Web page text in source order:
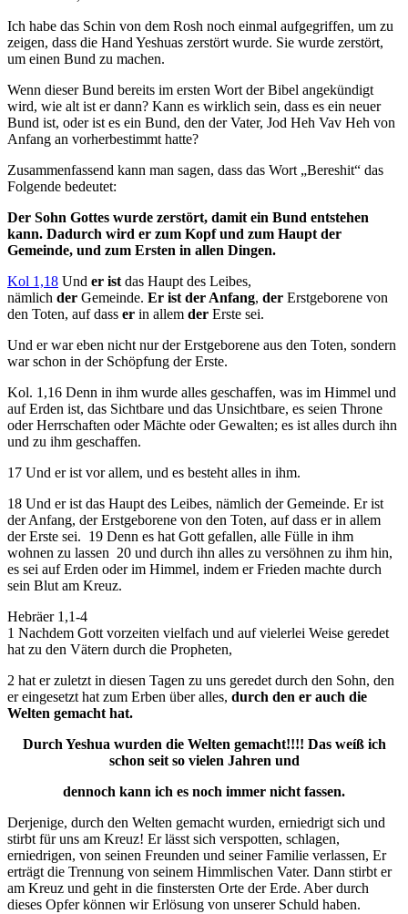
Ich habe das Schin von dem Rosh noch einmal aufgegriffen, um zu
zeigen, dass die Hand Yeshuas zerstört wurde. Sie wurde zerstört,
um einen Bund zu machen.
Wenn dieser Bund bereits im ersten Wort der Bibel angekündigt
wird, wie alt ist er dann? Kann es wirklich sein, dass es ein neuer
Bund ist, oder ist es ein Bund, den der Vater, Jod Heh Vav Heh von
Anfang an vorherbestimmt hatte?
Zusammenfassend kann man sagen, dass das Wort „Bereshit“ das
Folgende bedeutet:
Der Sohn Gottes wurde zerstört, damit ein Bund entstehen
kann. Dadurch wird er zum Kopf und zum Haupt der
Gemeinde, und zum Ersten in allen Dingen.
Kol 1,18 Und er ist das Haupt des Leibes,
nämlich der Gemeinde. Er ist der Anfang, der Erstgeborene von
den Toten, auf dass er in allem der Erste sei.
Und er war eben nicht nur der Erstgeborene aus den Toten, sondern
war schon in der Schöpfung der Erste.
Kol. 1,16 Denn in ihm wurde alles geschaffen, was im Himmel und
auf Erden ist, das Sichtbare und das Unsichtbare, es seien Throne
oder Herrschaften oder Mächte oder Gewalten; es ist alles durch ihn
und zu ihm geschaffen.
17 Und er ist vor allem, und es besteht alles in ihm.
18 Und er ist das Haupt des Leibes, nämlich der Gemeinde. Er ist
der Anfang, der Erstgeborene von den Toten, auf dass er in allem
der Erste sei. 19 Denn es hat Gott gefallen, alle Fülle in ihm
wohnen zu lassen 20 und durch ihn alles zu versöhnen zu ihm hin,
es sei auf Erden oder im Himmel, indem er Frieden machte durch
sein Blut am Kreuz.
Hebräer 1,1-4
1 Nachdem Gott vorzeiten vielfach und auf vielerlei Weise geredet
hat zu den Vätern durch die Propheten,
2 hat er zuletzt in diesen Tagen zu uns geredet durch den Sohn, den
er eingesetzt hat zum Erben über alles, durch den er auch die
Welten gemacht hat.
Durch Yeshua wurden die Welten gemacht!!!! Das weíß ich
schon seit so vielen Jahren und
dennoch kann ich es noch immer nicht fassen.
Derjenige, durch den Welten gemacht wurden, erniedrigt sich und
stirbt für uns am Kreuz! Er lässt sich verspotten, schlagen,
erniedrigen, von seinen Freunden und seiner Familie verlassen, Er
erträgt die Trennung von seinem Himmlischen Vater. Dann stirbt er
am Kreuz und geht in die finstersten Orte der Erde. Aber durch
dieses Opfer können wir Erlösung von unserer Schuld haben.